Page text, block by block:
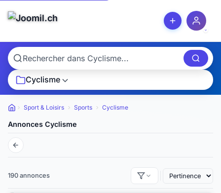
Cyclisme
Petites annonces
Sport & Loisirs Sports Cyclisme
Annonces Cyclisme
190 annonces